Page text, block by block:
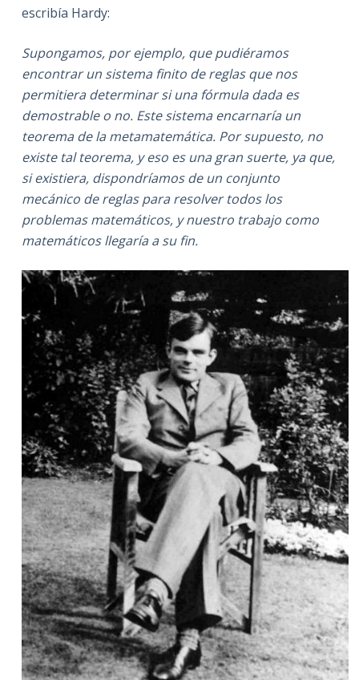
escribía Hardy:
Supongamos, por ejemplo, que pudiéramos
encontrar un sistema finito de reglas que nos
permitiera determinar si una fórmula dada es
demostrable o no. Este sistema encarnaría un
teorema de la metamatemática. Por supuesto, no
existe tal teorema, y eso es una gran suerte, ya que,
si existiera, dispondríamos de un conjunto
mecánico de reglas para resolver todos los
problemas matemáticos, y nuestro trabajo como
matemáticos llegaría a su fin.